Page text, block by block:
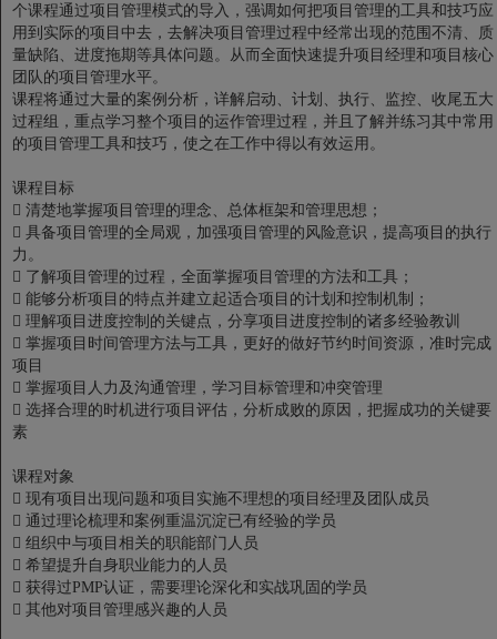
个课程通过项目管理模式的导入，强调如何把项目管理的工具和技巧应
用到实际的项目中去，去解决项目管理过程中经常出现的范围不清、质
量缺陷、进度拖期等具体问题。从而全面快速提升项目经理和项目核心
团队的项目管理水平。
课程将通过大量的案例分析，详解启动、计划、执行、监控、收尾五大
过程组，重点学习整个项目的运作管理过程，并且了解并练习其中常用
的项目管理工具和技巧，使之在工作中得以有效运用。
课程目标
 清楚地掌握项目管理的理念、总体框架和管理思想；
 具备项目管理的全局观，加强项目管理的风险意识，提高项目的执行
力。
 了解项目管理的过程，全面掌握项目管理的方法和工具；
 能够分析项目的特点并建立起适合项目的计划和控制机制；
 理解项目进度控制的关键点，分享项目进度控制的诸多经验教训
 掌握项目时间管理方法与工具，更好的做好节约时间资源，准时完成
项目
 掌握项目人力及沟通管理，学习目标管理和冲突管理
 选择合理的时机进行项目评估，分析成败的原因，把握成功的关键要
素
课程对象
 现有项目出现问题和项目实施不理想的项目经理及团队成员
 通过理论梳理和案例重温沉淀已有经验的学员
 组织中与项目相关的职能部门人员
 希望提升自身职业能力的人员
 获得过PMP认证，需要理论深化和实战巩固的学员
 其他对项目管理感兴趣的人员